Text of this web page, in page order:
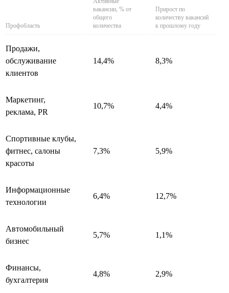
Профобласть
вакансии, % от
общего
количества
Прирост по
количеству вакансий
к прошлому году
Продажи,
обслуживание
клиентов
14,4% 8,3%
Маркетинг,
реклама, PR
10,7% 4,4%
Спортивные клубы,
фитнес, салоны
красоты
7,3% 5,9%
Информационные
технологии
6,4% 12,7%
Автомобильный
бизнес
5,7% 1,1%
Финансы,
бухгалтерия
4,8% 2,9%